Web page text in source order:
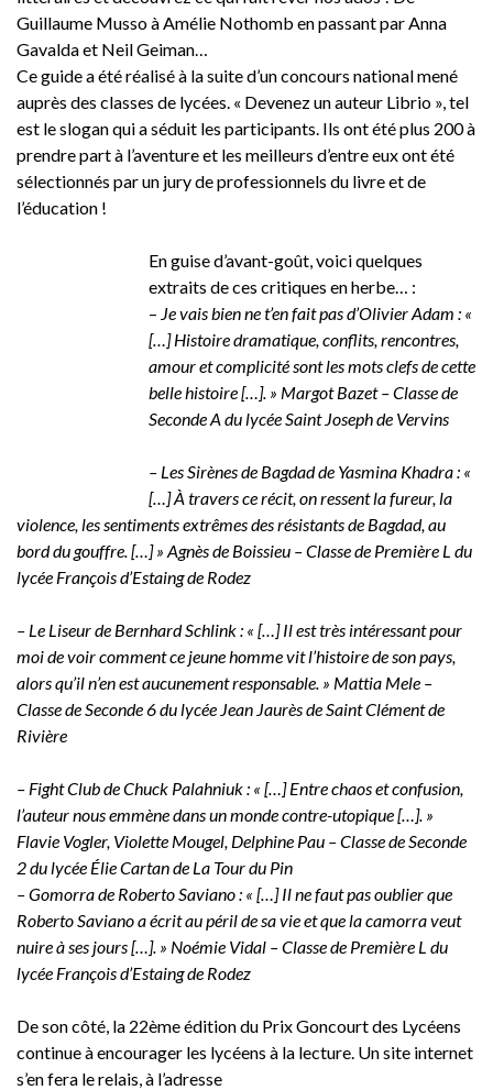
Guillaume Musso à Amélie Nothomb en passant par Anna
Gavalda et Neil Geiman…
Ce guide a été réalisé à la suite d’un concours national mené
auprès des classes de lycées. « Devenez un auteur Librio », tel
est le slogan qui a séduit les participants. Ils ont été plus 200 à
prendre part à l’aventure et les meilleurs d’entre eux ont été
sélectionnés par un jury de professionnels du livre et de
l’éducation !
En guise d’avant-goût, voici quelques
extraits de ces critiques en herbe… :
– Je vais bien ne t’en fait pas d’Olivier Adam : «
[…] Histoire dramatique, conflits, rencontres,
amour et complicité sont les mots clefs de cette
belle histoire […]. » Margot Bazet – Classe de
Seconde A du lycée Saint Joseph de Vervins
– Les Sirènes de Bagdad de Yasmina Khadra : «
[…] À travers ce récit, on ressent la fureur, la
violence, les sentiments extrêmes des résistants de Bagdad, au
bord du gouffre. […] » Agnès de Boissieu – Classe de Première L du
lycée François d’Estaing de Rodez
– Le Liseur de Bernhard Schlink : « […] Il est très intéressant pour
moi de voir comment ce jeune homme vit l’histoire de son pays,
alors qu’il n’en est aucunement responsable. » Mattia Mele –
Classe de Seconde 6 du lycée Jean Jaurès de Saint Clément de
Rivière
– Fight Club de Chuck Palahniuk : « […] Entre chaos et confusion,
l’auteur nous emmène dans un monde contre-utopique […]. »
Flavie Vogler, Violette Mougel, Delphine Pau – Classe de Seconde
2 du lycée Élie Cartan de La Tour du Pin
– Gomorra de Roberto Saviano : « […] Il ne faut pas oublier que
Roberto Saviano a écrit au péril de sa vie et que la camorra veut
nuire à ses jours […]. » Noémie Vidal – Classe de Première L du
lycée François d’Estaing de Rodez
De son côté, la 22ème édition du Prix Goncourt des Lycéens
continue à encourager les lycéens à la lecture. Un site internet
s’en fera le relais, à l’adresse